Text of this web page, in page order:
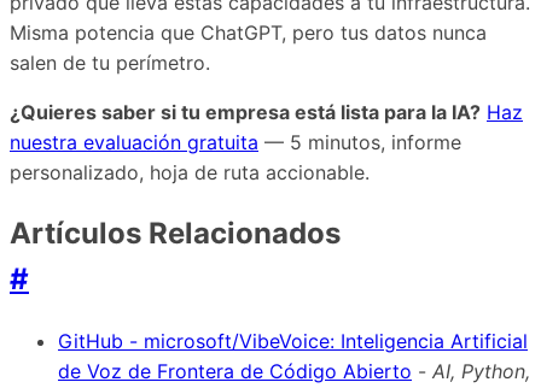
Misma potencia que ChatGPT, pero tus datos nunca
salen de tu perímetro.
¿Quieres saber si tu empresa está lista para la IA? Haz
nuestra evaluación gratuita — 5 minutos, informe
personalizado, hoja de ruta accionable.
Artículos Relacionados
#
GitHub - microsoft/VibeVoice: Inteligencia Artificial
de Voz de Frontera de Código Abierto - AI, Python,